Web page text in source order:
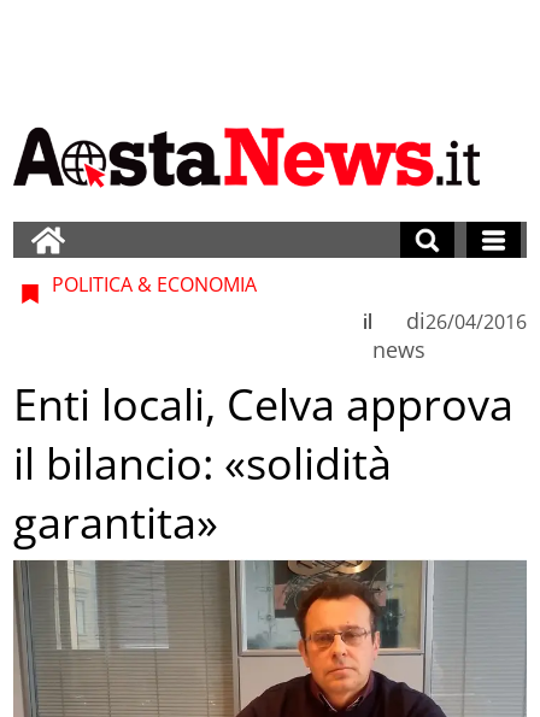
POLITICA & ECONOMIA
di
news
il 26/04/2016
Enti locali, Celva approva
il bilancio: «solidità
garantita»